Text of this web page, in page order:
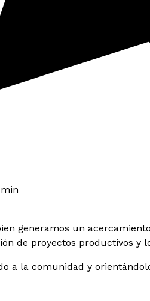
generamos un
de proyectos productivos y
a la comunidad y